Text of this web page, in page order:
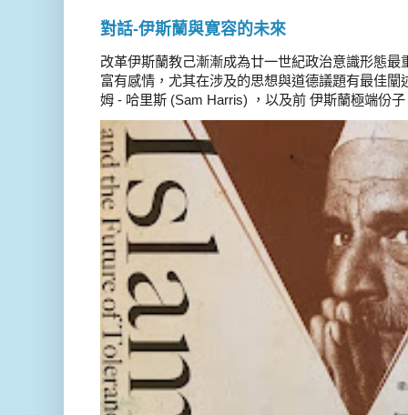
對話-伊斯蘭與寛容的未來
改革伊斯蘭教己漸漸成為廿一世紀政治意識形態
富有感情，尤其在涉及的思想與道德議題有最佳
姆 - 哈里斯 (Sam Harris) ，以及前 伊斯蘭極端份